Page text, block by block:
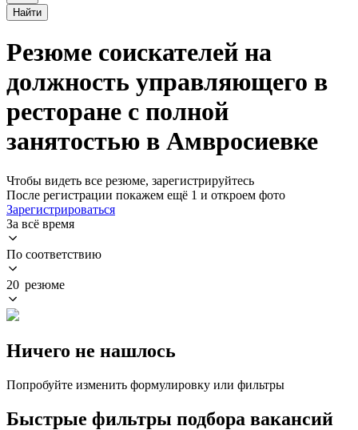
Найти
Резюме соискателей на
должность управляющего в
ресторане с полной
занятостью в Амвросиевке
Чтобы видеть все резюме, зарегистрируйтесь
После регистрации покажем ещё 1 и откроем фото
Зарегистрироваться
За всё время
По соответствию
20 резюме
Ничего не нашлось
Попробуйте изменить формулировку или фильтры
Быстрые фильтры подбора вакансий